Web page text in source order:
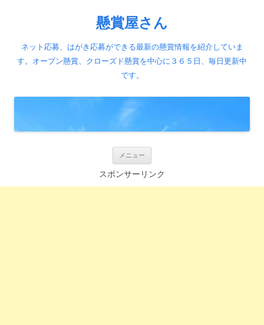
懸賞屋さん
ネット応募、はがき応募ができる最新の懸賞情報を紹介していま
す。オープン懸賞、クローズド懸賞を中心に３６５日、毎日更新中
です。
メニュー
ン
ツ
スポンサーリンク